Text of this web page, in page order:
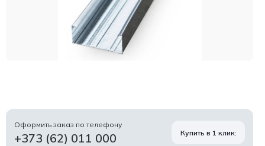
Оформить заказ по телефону
+373 (62) 011 000 Купить в 1 клик: